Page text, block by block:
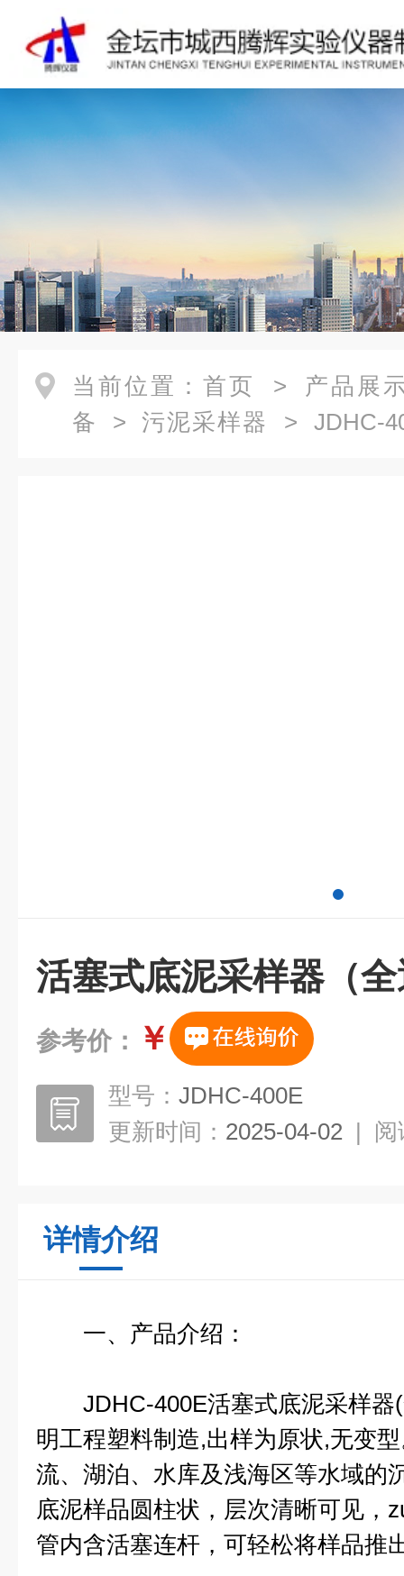
当前位置： 首页 > 产品展
备 > 污泥采样器 > JDHC-
活塞式底泥采样器（
参考价： ￥
型号： JDHC-400E
更新时间： 2025-04-02 | 阅
详情介绍
一、产品介绍：
JDHC-400E活塞式底泥采样器(
明工程塑料制造,出样为原状,无变
流、湖泊、水库及浅海区等水域的
底泥样品圆柱状，层次清晰可见，
管内含活塞连杆，可轻松将样品推